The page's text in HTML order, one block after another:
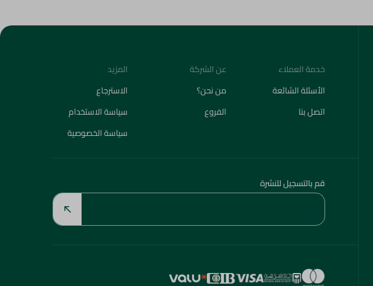
خدمة العملاء
الأسئلة الشائعة
اتصل بنا
عن الشركة
من نحن؟
الفروع
المزيد
الاسترجاع
سياسة الاستخدام
سياسة الخصوصية
قم بالتسجيل للنشرة